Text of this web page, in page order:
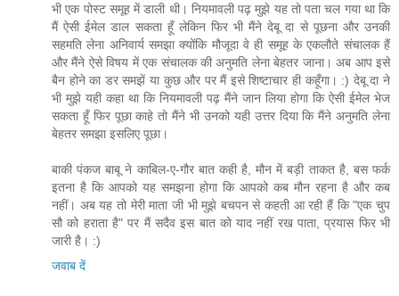
भी एक पोस्ट समूह में डाली थी। नियमावली पढ़ मुझे यह तो पता चल गया था कि
मैं ऐसी ईमेल डाल सकता हूँ लेकिन फिर भी मैंने देबू दा से पूछना और उनकी
सहमति लेना अनिवार्य समझा क्योंकि मौजूदा वे ही समूह के एकलौते संचालक हैं
और मैंने ऐसे विषय में एक संचालक की अनुमति लेना बेहतर जाना। अब आप इसे
बैन होने का डर समझें या कुछ और पर मैं इसे शिष्टाचार ही कहूँगा। :) देबू दा ने
भी मुझे यही कहा था कि नियमावली पढ़ मैंने जान लिया होगा कि ऐसी ईमेल भेज
सकता हूँ फिर पूछा काहे तो मैंने भी उनको यही उत्तर दिया कि मैंने अनुमति लेना
बेहतर समझा इसलिए पूछा।
बाकी पंकज बाबू ने काबिल-ए-गौर बात कही है, मौन में बड़ी ताकत है, बस फर्क
इतना है कि आपको यह समझना होगा कि आपको कब मौन रहना है और कब
नहीं। अब यह तो मेरी माता जी भी मुझे बचपन से कहती आ रही हैं कि "एक चुप
सौ को हराता है" पर मैं सदैव इस बात को याद नहीं रख पाता, प्रयास फिर भी
जारी है। :)
जवाब दें